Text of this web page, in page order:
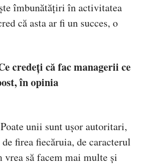
îmbunătățiri în activitatea
că asta ar fi un succes, o
credeți că fac managerii ce
în opinia
unii sunt ușor autoritari,
firea fiecăruia, de caracterul
vrea să facem mai multe și